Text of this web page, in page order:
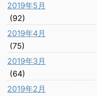
2019年5月
(92)
2019年4月
(75)
2019年3月
(64)
2019年2月